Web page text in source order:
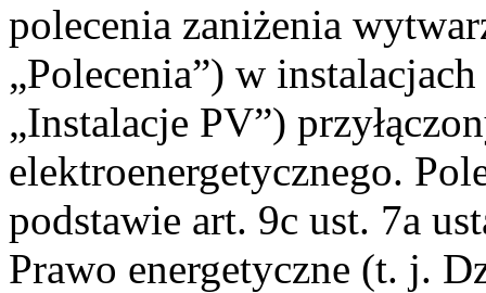
polecenia zaniżenia
„Polecenia”) w
„Instalacje PV”)
elektroenergetycznego.
podstawie art. 9c ust. 7a
Prawo energetyczne (t. j.